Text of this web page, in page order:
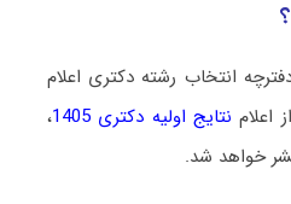
انتخاب رشته دکتری اعلام
نتایج اولیه دکتری 1405
،
خواهد شد.